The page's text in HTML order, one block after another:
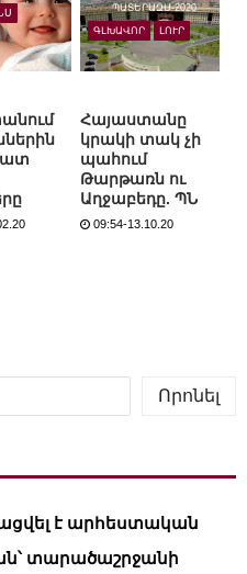
ՊԱՏԵՐԱԶՄ-2020
ԳԼԽԱՎՈՐ ԼՈՒՐ
Հայաստանը
կրակի տակ չի
պահում
Թարթառն ու
Աղջաբեդը. ՊՆ
09:54-13.10.20
Որոնել
է արհեստական
տարածաշրջանի